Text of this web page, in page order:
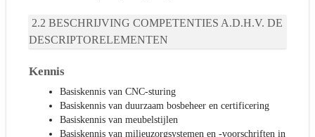
BESCHRIJVING COMPETENTIES A.D.H.V. DE
DESCRIPTORELEMENTEN
Kennis
Basiskennis van CNC-sturing
Basiskennis van duurzaam bosbeheer en certificering
Basiskennis van meubelstijlen
Basiskennis van milieuzorgsystemen en -voorschriften in